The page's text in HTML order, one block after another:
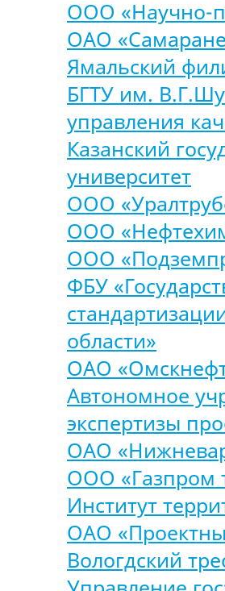
ООО «Научно-
ОАО
Ямальский
БГТУ им.
управления
Казанский
университет
ООО
ООО
ООО
ФБУ
области»
ОАО
Автономное
экспертизы
ОАО
ООО «Газпром
Институт
ОАО
Вологдский